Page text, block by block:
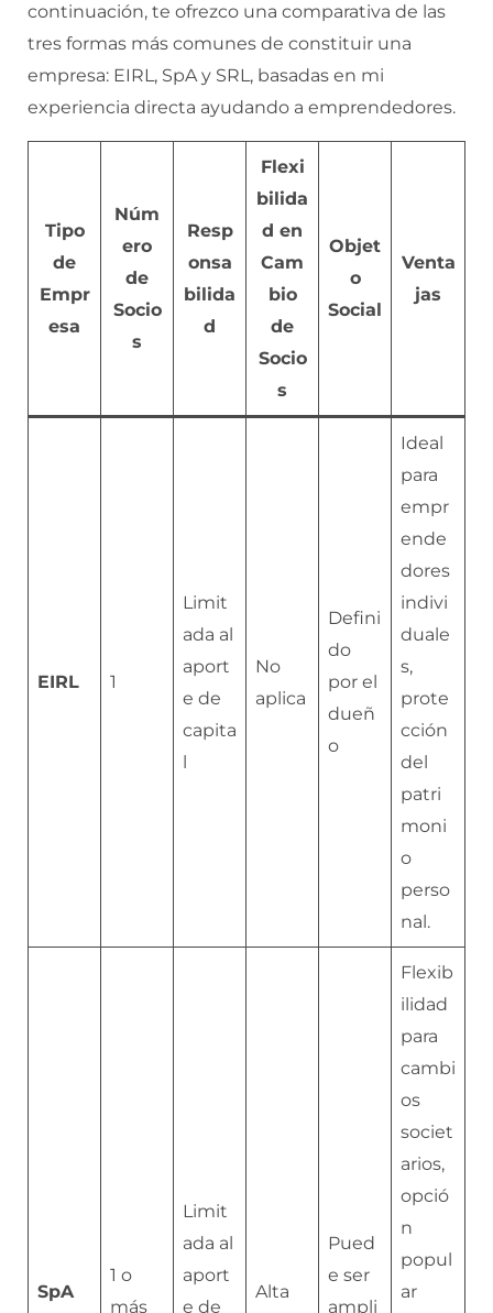
continuación, te ofrezco una comparativa de las
tres formas más comunes de constituir una
empresa: EIRL, SpA y SRL, basadas en mi
experiencia directa ayudando a emprendedores.
Tipo
de
Empr
esa
Núm
ero
de
Socio
s
Resp
onsa
bilida
d
Flexi
bilida
d en
Cam
bio
de
Socio
s
Objet
o
Social
Venta
jas
EIRL 1
Limit
ada al
aport
e de
capita
l
No
aplica
Defini
do
por el
dueñ
o
Ideal
para
empr
ende
dores
indivi
duale
s,
prote
cción
del
patri
moni
o
perso
nal.
SpA
1 o
más
Limit
ada al
aport
e de
Alta
Pued
e ser
ampli
Flexib
ilidad
para
cambi
os
societ
arios,
opció
n
popul
ar